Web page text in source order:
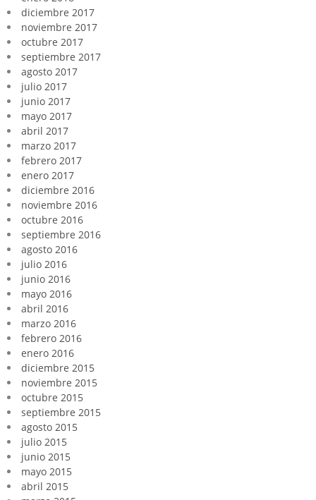
diciembre 2017
noviembre 2017
octubre 2017
septiembre 2017
agosto 2017
julio 2017
junio 2017
mayo 2017
abril 2017
marzo 2017
febrero 2017
enero 2017
diciembre 2016
noviembre 2016
octubre 2016
septiembre 2016
agosto 2016
julio 2016
junio 2016
mayo 2016
abril 2016
marzo 2016
febrero 2016
enero 2016
diciembre 2015
noviembre 2015
octubre 2015
septiembre 2015
agosto 2015
julio 2015
junio 2015
mayo 2015
abril 2015